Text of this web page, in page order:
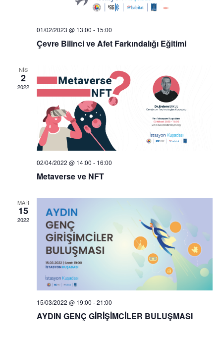
01/02/2023 @ 13:00 - 15:00
Çevre Bilinci ve Afet Farkındalığı Eğitimi
NIS
2
2022
02/04/2022 @ 14:00 - 16:00
Metaverse ve NFT
MAR
15
2022
15/03/2022 @ 19:00 -21:00
AYDIN GENÇ GİRİŞİMCİLER BULUŞMASI